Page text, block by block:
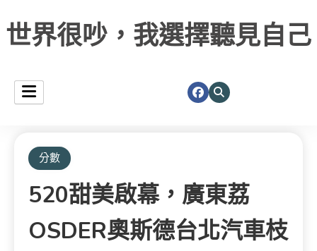
世界很吵，我選擇聽見自己
分數
520甜美啟幕，廣東荔
OSDER奧斯德台北汽車枝